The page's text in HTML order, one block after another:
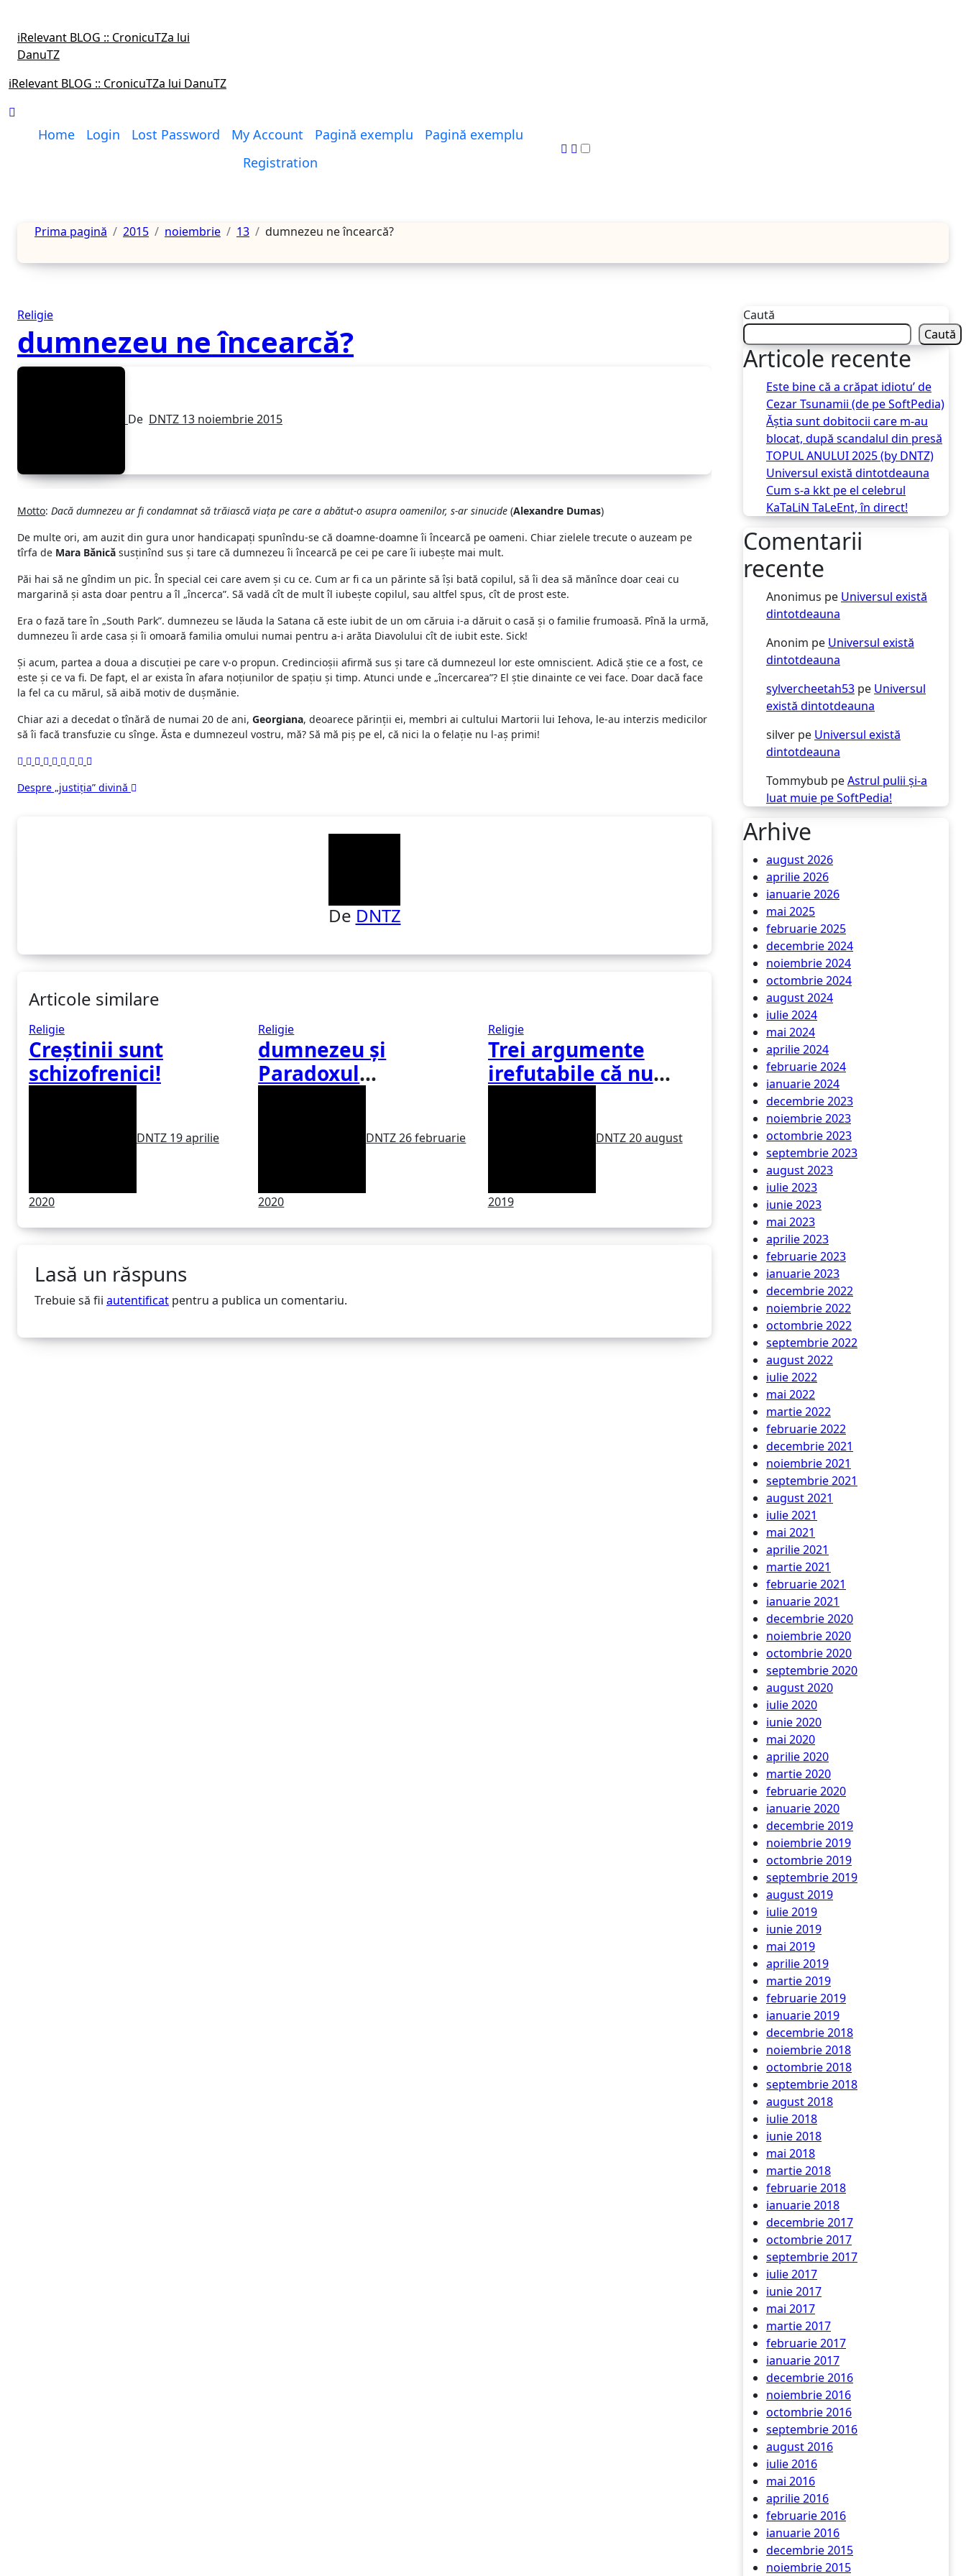
conținut
iRelevant BLOG :: CronicuTZa lui
DanuTZ
iRelevant BLOG :: CronicuTZa lui DanuTZ
Home Login Lost Password My Account Pagină exemplu
Pagină exemplu
Registration
Prima pagină 2015 noiembrie 13 dumnezeu ne încearcă?
Religie
dumnezeu ne încearcă?
De DNTZ 13 noiembrie 2015
Motto: Dacă dumnezeu ar fi condamnat să trăiască viaţa pe care a abătut-o asupra oamenilor, s-ar sinucide (Alexandre Dumas)
De multe ori, am auzit din gura unor handicapaţi spunîndu-se că doamne-doamne îi încearcă pe oameni. Chiar zielele trecute o auzeam pe
tîrfa de Mara Bănică susţinînd sus şi tare că dumnezeu îi încearcă pe cei pe care îi iubeşte mai mult.
Păi hai să ne gîndim un pic. În special cei care avem şi cu ce. Cum ar fi ca un părinte să îşi bată copilul, să îi dea să mănînce doar ceai cu
margarină şi asta doar pentru a îl „încerca”. Să vadă cît de mult îl iubeşte copilul, sau altfel spus, cît de prost este.
Era o fază tare în „South Park”. dumnezeu se lăuda la Satana că este iubit de un om căruia i-a dăruit o casă şi o familie frumoasă. Pînă la urmă,
dumnezeu îi arde casa şi îi omoară familia omului numai pentru a-i arăta Diavolului cît de iubit este. Sick!
Şi acum, partea a doua a discuţiei pe care v-o propun. Credincioşii afirmă sus şi tare că dumnezeul lor este omniscient. Adică ştie ce a fost, ce
este şi ce va fi. De fapt, el ar exista în afara noţiunilor de spaţiu şi timp. Atunci unde e „încercarea”? El ştie dinainte ce vei face. Doar dacă face
la fel ca cu mărul, să aibă motiv de duşmănie.
Chiar azi a decedat o tînără de numai 20 de ani, Georgiana, deoarece părinţii ei, membri ai cultului Martorii lui Iehova, le-au interzis medicilor
să îi facă transfuzie cu sînge. Ăsta e dumnezeul vostru, mă? Să mă piş pe el, că nici la o felaţie nu l-aş primi!
Navigare
Despre „justiţia” divină
De DNTZ
Articole similare
Religie
Creștinii sunt
schizofrenici!
DNTZ 19 aprilie
2020
Religie
dumnezeu și
Paradoxul
DNTZ26 februarie
2020
Religie
Trei argumente
irefutabile că nu
DNTZ20 august
2019
Lasă un răspuns
Trebuie să fii autentificat pentru a publica un comentariu.
Caută
Caută
Articole recente
Este bine că a crăpat idiotu’ de
Cezar Tsunamii (de pe SoftPedia)
Ăștia sunt dobitocii care m-au
blocat, după scandalul din presă
TOPUL ANULUI 2025 (by DNTZ)
Universul există dintotdeauna
Cum s-a kkt pe el celebrul
KaTaLiN TaLeEnt, în direct!
Comentarii
recente
Anonimus pe Universul există
dintotdeauna
Anonim pe Universul există
dintotdeauna
sylvercheetah53 pe Universul
există dintotdeauna
silver pe Universul există
dintotdeauna
Tommybub peAstrul pulii și-a
luat muie pe SoftPedia!
Arhive
august 2026
aprilie 2026
ianuarie 2026
mai 2025
februarie 2025
decembrie 2024
noiembrie 2024
octombrie 2024
august 2024
iulie 2024
mai 2024
aprilie 2024
februarie 2024
ianuarie 2024
decembrie 2023
noiembrie 2023
octombrie 2023
septembrie 2023
august 2023
iulie 2023
iunie 2023
mai 2023
aprilie 2023
februarie 2023
ianuarie 2023
decembrie 2022
noiembrie 2022
octombrie 2022
septembrie 2022
august 2022
iulie 2022
mai 2022
martie 2022
februarie 2022
decembrie 2021
noiembrie 2021
septembrie 2021
august 2021
iulie 2021
mai 2021
aprilie 2021
martie 2021
februarie 2021
ianuarie 2021
decembrie 2020
noiembrie 2020
octombrie 2020
septembrie 2020
august 2020
iulie 2020
iunie 2020
mai 2020
aprilie 2020
martie 2020
februarie 2020
ianuarie 2020
decembrie 2019
noiembrie 2019
octombrie 2019
septembrie 2019
august 2019
iulie 2019
iunie 2019
mai 2019
aprilie 2019
martie 2019
februarie 2019
ianuarie 2019
decembrie 2018
noiembrie 2018
octombrie 2018
septembrie 2018
august 2018
iulie 2018
iunie 2018
mai 2018
martie 2018
februarie 2018
ianuarie 2018
decembrie 2017
octombrie 2017
septembrie 2017
iulie 2017
iunie 2017
mai 2017
martie 2017
februarie 2017
ianuarie 2017
decembrie 2016
noiembrie 2016
octombrie 2016
septembrie 2016
august 2016
iulie 2016
mai 2016
aprilie 2016
februarie 2016
ianuarie 2016
decembrie 2015
noiembrie 2015